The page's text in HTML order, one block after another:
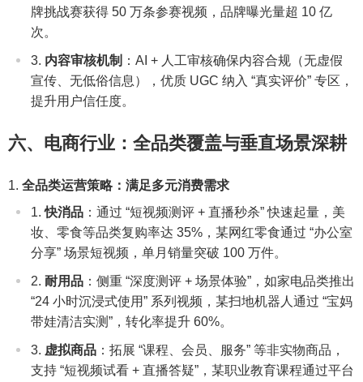
牌挑战赛获得 50 万条参赛视频，品牌曝光量超 10 亿
次。
内容审核机制 ：AI + 人工审核确保内容合规（无虚假
宣传、无低俗信息），优质 UGC 纳入 “真实评价” 专区，
提升用户信任度。
六、电商行业：全品类覆盖与垂直场景深耕
全品类运营策略：满足多元消费需求
快消品 ：通过 “短视频测评 + 直播秒杀” 快速起量，美
妆、零食等品类复购率达 35%，某网红零食通过 “办公室
分享” 场景短视频，单月销量突破 100 万件。
耐用品 ：侧重 “深度测评 + 场景体验”，如家电品类推出
“24 小时沉浸式使用” 系列视频，某扫地机器人通过 “宝妈
带娃清洁实测”，转化率提升 60%。
虚拟商品 ：拓展 “课程、会员、服务” 等非实物商品，
支持 “短视频试看 + 直播答疑”，某职业教育课程通过平台